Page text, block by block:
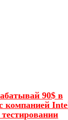
90$ в
компанией
тестировании